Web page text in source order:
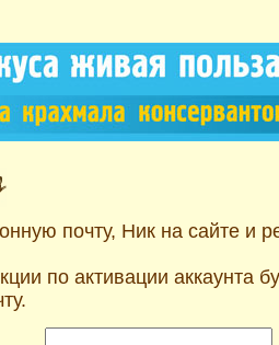
почту, Ник на сайте и
по активации аккаунта